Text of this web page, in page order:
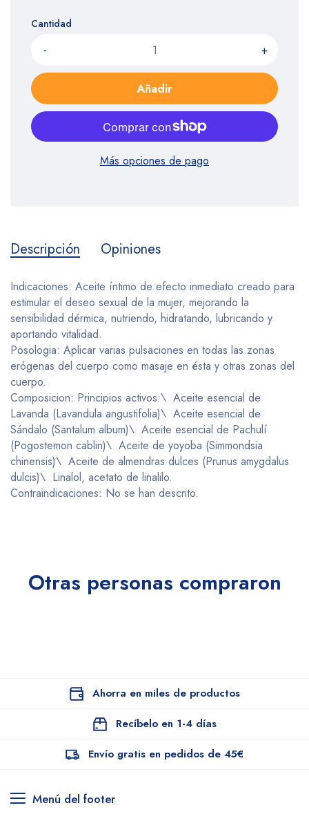
Cantidad
- +
Añadir
Más opciones de pago
Descripción Opiniones
Indicaciones: Aceite íntimo de efecto inmediato creado para
estimular el deseo sexual de la mujer, mejorando la
sensibilidad dérmica, nutriendo, hidratando, lubricando y
aportando vitalidad.
Posologia: Aplicar varias pulsaciones en todas las zonas
erógenas del cuerpo como masaje en ésta y otras zonas del
cuerpo.
Composicion: Principios activos:\ Aceite esencial de
Lavanda (Lavandula angustifolia)\ Aceite esencial de
Sándalo (Santalum album)\ Aceite esencial de Pachulí
(Pogostemon cablin)\ Aceite de yoyoba (Simmondsia
chinensis)\ Aceite de almendras dulces (Prunus amygdalus
dulcis)\ Linalol, acetato de linalilo.
Contraindicaciones: No se han descrito.
Otras personas compraron
Ahorra en miles de productos
Recíbelo en 1-4 días
Envío gratis en pedidos de 45€
Menú del footer